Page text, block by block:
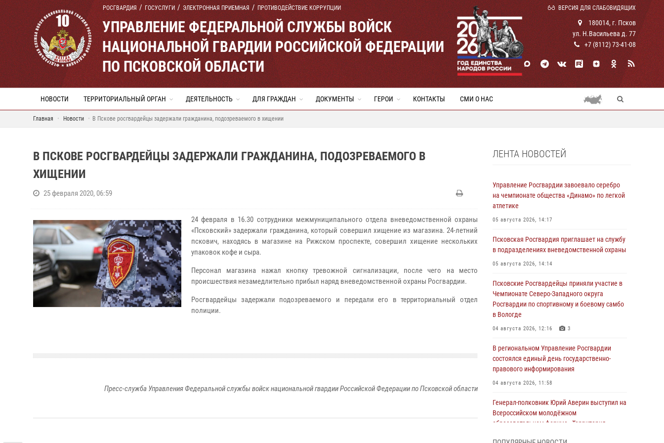
РОСГВАРДИЯ ГОСУСЛУГИ ЭЛЕКТРОННАЯ ПРИЕМНАЯ ПРОТИВОДЕЙСТВИЕ КОРРУПЦИИ ВЕРСИЯ ДЛЯ СЛАБОВИДЯЩИХ
УПРАВЛЕНИЕ ФЕДЕРАЛЬНОЙ СЛУЖБЫ ВОЙСК
НАЦИОНАЛЬНОЙ ГВАРДИИ РОССИЙСКОЙ ФЕДЕРАЦИИ
ПО ПСКОВСКОЙ ОБЛАСТИ
180014, г. Псков
ул. Н.Васильева д. 77
+7 (8112) 73-41-08
НОВОСТИ ТЕРРИТОРИАЛЬНЫЙ ОРГАН ДЕЯТЕЛЬНОСТЬ ДЛЯ ГРАЖДАН ДОКУМЕНТЫ ГЕРОИ КОНТАКТЫ СМИ О НАС
Главная Новости В Пскове росгвардейцы задержали гражданина, подозреваемого в хищении
В ПСКОВЕ РОСГВАРДЕЙЦЫ ЗАДЕРЖАЛИ ГРАЖДАНИНА, ПОДОЗРЕВАЕМОГО В
ХИЩЕНИИ
25 февраля 2020, 06:59
24 февраля в 16.30 сотрудники межмуниципального отдела вневедомственной охраны
«Псковский» задержали гражданина, который совершил хищение из магазина. 24-летний
пскович, находясь в магазине на Рижском проспекте, совершил хищение нескольких
упаковок кофе и сыра.
Персонал магазина нажал кнопку тревожной сигнализации, после чего на место
происшествия незамедлительно прибыл наряд вневедомственной охраны Росгвардии.
Росгвардейцы задержали подозреваемого и передали его в территориальный отдел
полиции.
Пресс-служба Управления Федеральной службы войск национальной гвардии Российской Федерации по Псковской области
ЛЕНТА НОВОСТЕЙ
Управление Росгвардии завоевало серебро
на чемпионате общества «Динамо» по легкой
атлетике
05 августа 2026, 14:17
Псковская Росгвардия приглашает на службу
в подразделениях вневедомственной охраны
05 августа 2026, 14:14
Псковские Росгвардейцы приняли участие в
Чемпионате Северо-Западного округа
Росгвардии по спортивному и боевому самбо
в Вологде
04 августа 2026, 12:16 3
В региональном Управление Росгвардии
состоялся единый день государственно-
правового информирования
04 августа 2026, 11:58
Генерал-полковник Юрий Аверин выступил на
Всероссийском молодёжном
образовательном форуме «Территория